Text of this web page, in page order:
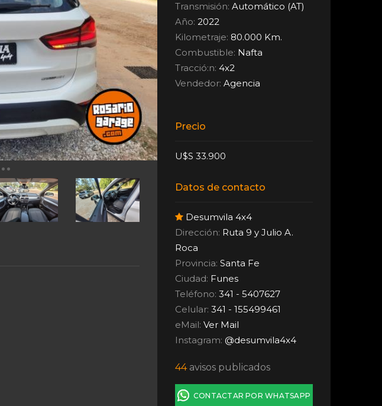
Transmisión: Automático (AT)
Año: 2022
Kilometraje: 80.000 Km.
Combustible: Nafta
Tracció:n: 4x2
Vendedor: Agencia
Precio
U$S 33.900
Datos de contacto
Desumvila 4x4
Dirección: Ruta 9 y Julio A.
Roca
Provincia:Santa Fe
Ciudad: Funes
Teléfono: 341 - 5407627
Celular: 341 - 155499461
eMail:Ver Mail
Instagram: @desumvila4x4
44avisos publicados
CONTACTAR POR WHATSAPP